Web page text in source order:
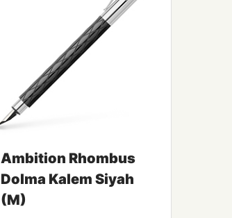
Ambition Rhombus
Dolma Kalem Siyah
(M)